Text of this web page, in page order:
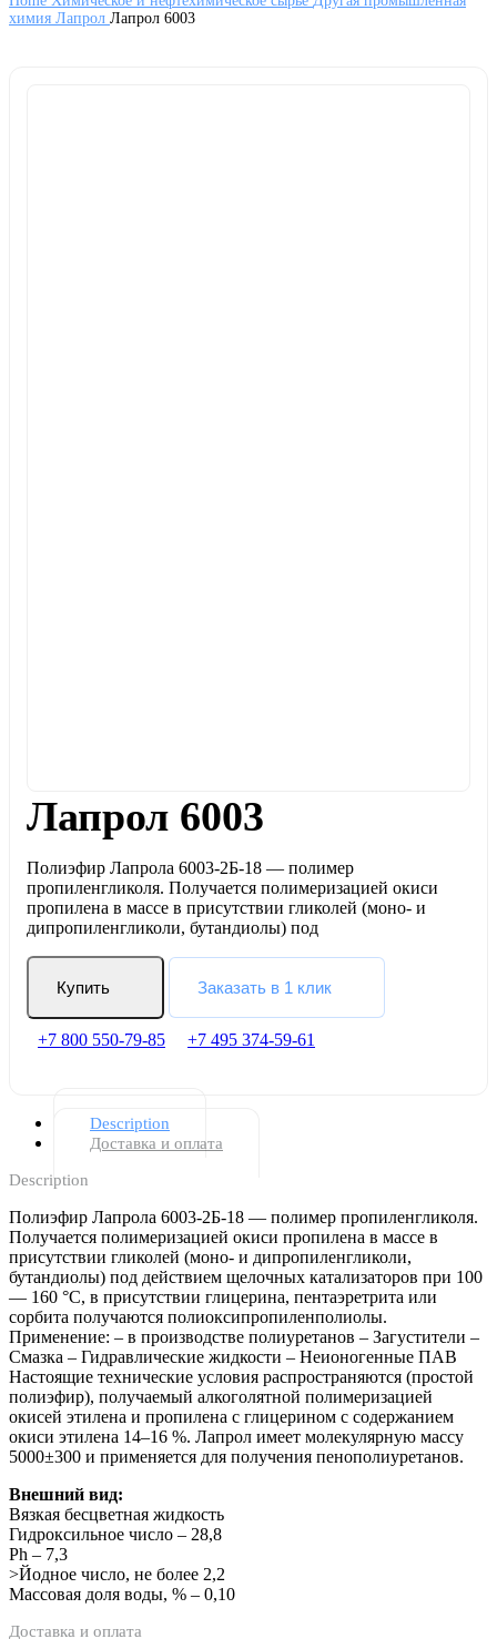
химия Лапрол Лапрол 6003
Лапрол 6003
Полиэфир Лапрола 6003-2Б-18 — полимер
пропиленгликоля. Получается полимеризацией окиси
пропилена в массе в присутствии гликолей (моно- и
дипропиленгликоли, бутандиолы) под
Купить Заказать в 1 клик
+7 800 550-79-85 +7 495 374-59-61
Description
Доставка и оплата
Description
Полиэфир Лапрола 6003-2Б-18 — полимер пропиленгликоля.
Получается полимеризацией окиси пропилена в массе в
присутствии гликолей (моно- и дипропиленгликоли,
бутандиолы) под действием щелочных катализаторов при 100
— 160 °C, в присутствии глицерина, пентаэретрита или
сорбита получаются полиоксипропиленполиолы.
Применение: – в производстве полиуретанов – Загустители –
Смазка – Гидравлические жидкости – Неионогенные ПАВ
Настоящие технические условия распространяются (простой
полиэфир), получаемый алкоголятной полимеризацией
окисей этилена и пропилена с глицерином с содержанием
окиси этилена 14–16 %. Лапрол имеет молекулярную массу
5000±300 и применяется для получения пенополиуретанов.
Внешний вид:
Вязкая бесцветная жидкость
Гидроксильное число – 28,8
Ph – 7,3
>Йодное число, не более 2,2
Массовая доля воды, % – 0,10
Доставка и оплата